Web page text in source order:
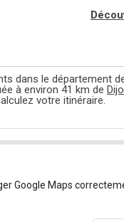
dans le département
à environ 41 km de
votre itinéraire.
Google Maps